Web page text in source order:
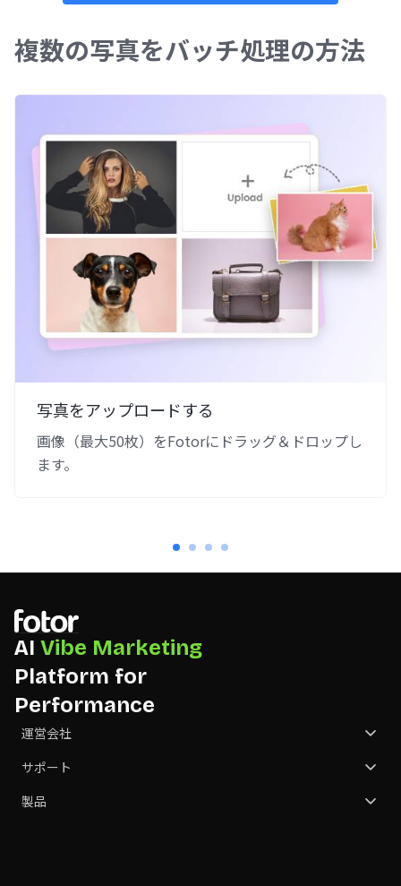
複数の写真をバッチ処理の方法
写真をアップロードする
画像（最大50枚）をFotorにドラッグ＆ドロップし
ます。
AI Vibe Marketing
Platform for
Performance
運営会社
会社概要
お問合せ
サポート
カスタマーサポート
製品